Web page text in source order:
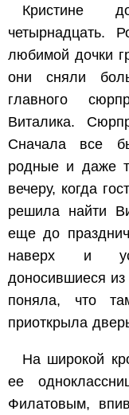
Кристине
четырнадцать.
любимой дочки
они сняли
главного
Виталика.
Сначала все
родные и даже
вечеру, когда
решила найти
еще до
наверх и
доносившиеся
поняла, что
приоткрыла
На широкой
ее
Филатовым,